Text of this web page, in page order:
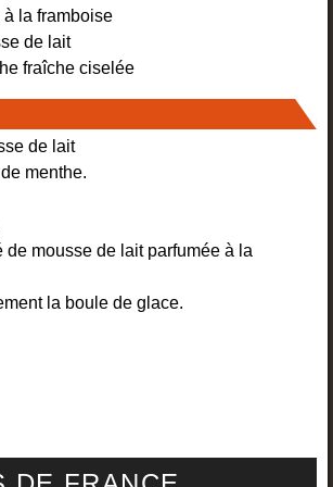
la framboise
de lait
fraîche ciselée
de lait
menthe.
de mousse de lait parfumée à la
la boule de glace.